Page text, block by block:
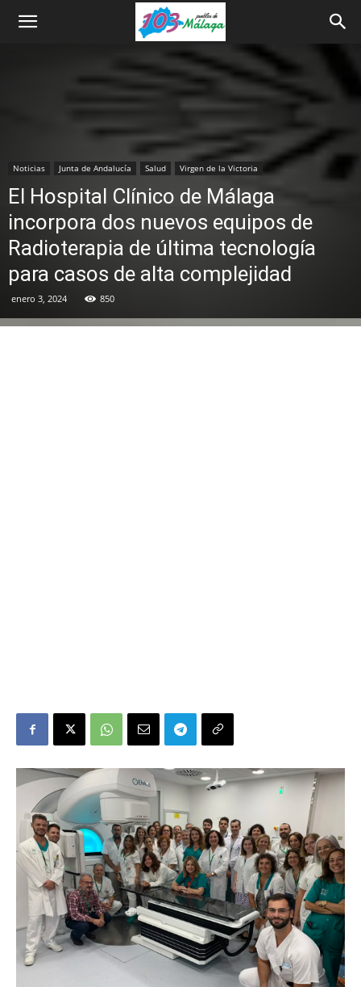
Noticias Junta de Andalucía Salud Virgen de la Victoria
El Hospital Clínico de Málaga
incorpora dos nuevos equipos de
Radioterapia de última tecnología
para casos de alta complejidad
enero 3, 2024 850